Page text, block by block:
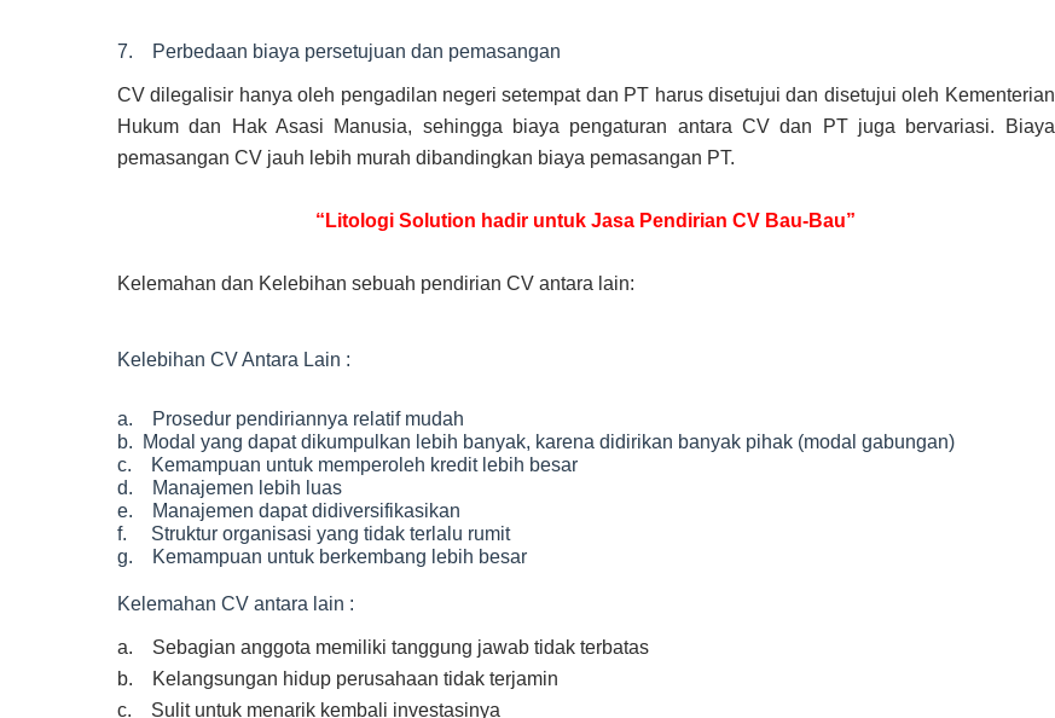
7. Perbedaan biaya persetujuan dan pemasangan
CV dilegalisir hanya oleh pengadilan negeri setempat dan PT harus disetujui dan disetujui oleh Kementerian
Hukum dan Hak Asasi Manusia, sehingga biaya pengaturan antara CV dan PT juga bervariasi. Biaya
pemasangan CV jauh lebih murah dibandingkan biaya pemasangan PT.
“Litologi Solution hadir untuk Jasa Pendirian CV Bau-Bau”
Kelemahan dan Kelebihan sebuah pendirian CV antara lain:
Kelebihan CV Antara Lain :
a. Prosedur pendiriannya relatif mudah
b. Modal yang dapat dikumpulkan lebih banyak, karena didirikan banyak pihak (modal gabungan)
c. Kemampuan untuk memperoleh kredit lebih besar
d. Manajemen lebih luas
e. Manajemen dapat didiversifikasikan
f. Struktur organisasi yang tidak terlalu rumit
g. Kemampuan untuk berkembang lebih besar
Kelemahan CV antara lain :
a. Sebagian anggota memiliki tanggung jawab tidak terbatas
b. Kelangsungan hidup perusahaan tidak terjamin
c. Sulit untuk menarik kembali investasinya